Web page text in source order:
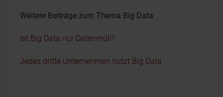
Weitere Beiträge zum Thema Big Data
Ist Big Data nur Datenmüll?
Jedes dritte Unternehmen nutzt Big Data